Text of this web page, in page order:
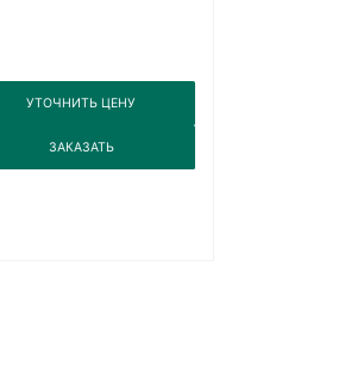
УТОЧНИТЬ ЦЕНУ
ЗАКАЗАТЬ